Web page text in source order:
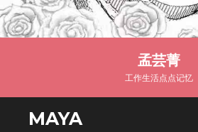
孟芸菁
工作生活点点记忆
MAYA